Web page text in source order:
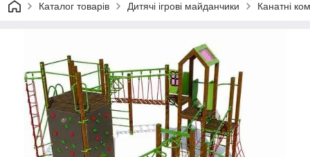
Каталог товарів Дитячі ігрові майданчики Канатні